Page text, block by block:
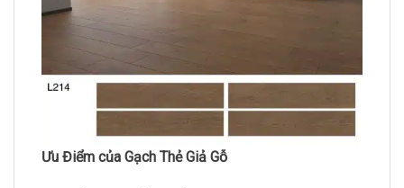
Ưu Điểm của Gạch Thẻ Giả Gỗ